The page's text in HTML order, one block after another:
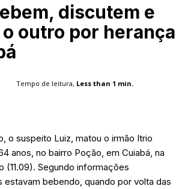
discutem e
outro por herança
Tempo de leitura, Less than 1 min.
o suspeito Luiz, matou o irmão Itrio
anos, no bairro Poção, em Cuiabá, na
(11.09). Segundo informações
estavam bebendo, quando por volta das